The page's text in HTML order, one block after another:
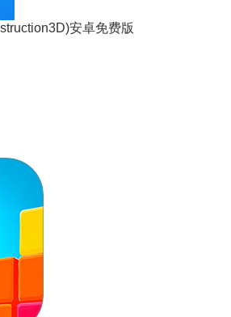
安卓免费版